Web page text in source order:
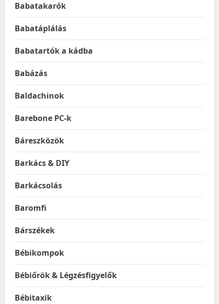
Babatakarók
Babatáplálás
Babatartók a kádba
Babázás
Baldachinok
Barebone PC-k
Báreszközök
Barkács & DIY
Barkácsolás
Baromfi
Bárszékek
Bébikompok
Bébiőrök & Légzésfigyelők
Bébitaxik